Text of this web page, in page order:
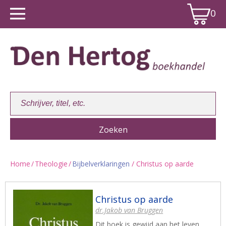
0
Home/Theologie/Bijbelverklaringen / Christus op aarde
Christus op aarde
dr.Jakob van Bruggen